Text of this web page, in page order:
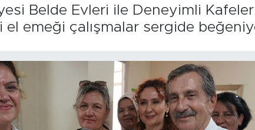
Belde Evleri ile Deneyimli
emeği çalışmalar sergide